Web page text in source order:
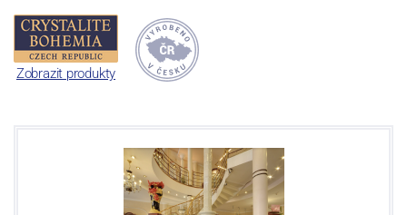
velkém počtu cyklů.
Sklárna Světlá nad Sázavou
Ruční výroba zde byla spuštěna v r.1970, automatická výroba pak
v r. 1975 - strojní foukání výrobků. V letech 1998 – 2000 byly
instalovány tavící agregáty a velké lisy umožňující výrobu předmětů
Zobrazit produkty